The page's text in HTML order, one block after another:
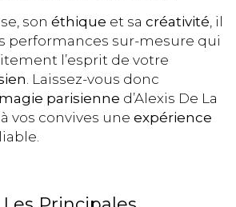
son éthique et sa créativité , il
performances sur-mesure qui
l’esprit de votre
. Laissez-vous donc
magie parisienne d’Alexis De La
vos convives une expérience